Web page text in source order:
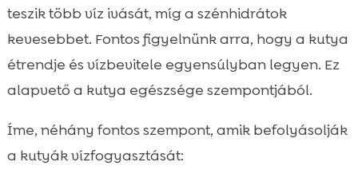
teszik több víz ivását, míg a szénhidrátok
kevesebbet. Fontos figyelnünk arra, hogy a kutya
étrendje és vízbevitele egyensúlyban legyen. Ez
alapvető a kutya egészsége szempontjából.
Íme, néhány fontos szempont, amik befolyásolják
a kutyák vízfogyasztását: